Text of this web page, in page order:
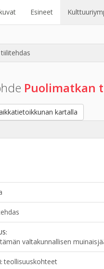
Esineet
Puolimatkan
kartalla
valtakunnallisen
teollisuuskohteet